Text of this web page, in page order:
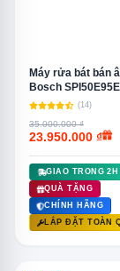
Máy rửa bát bán
Bosch
(14)
35.000.000 ₫
23.950.000 ₫
GIAO TRONG 2H
QUÀ TẶNG
CHÍNH HÃNG
LẮP ĐẶT TOÀN